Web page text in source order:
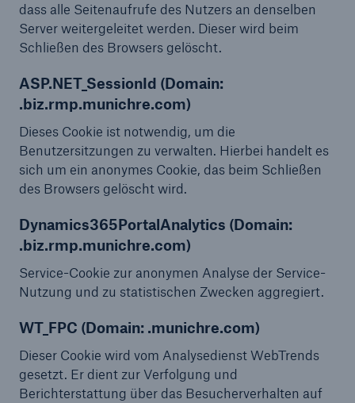
dass alle Seitenaufrufe des Nutzers an denselben
Server weitergeleitet werden. Dieser wird beim
Schließen des Browsers gelöscht.
ASP.NET_SessionId (Domain:
.biz.rmp.munichre.com)
Dieses Cookie ist notwendig, um die
Benutzersitzungen zu verwalten. Hierbei handelt es
sich um ein anonymes Cookie, das beim Schließen
des Browsers gelöscht wird.
Dynamics365PortalAnalytics (Domain:
.biz.rmp.munichre.com)
Service-Cookie zur anonymen Analyse der Service-
Nutzung und zu statistischen Zwecken aggregiert.
WT_FPC (Domain: .munichre.com)
Dieser Cookie wird vom Analysedienst WebTrends
gesetzt. Er dient zur Verfolgung und
Berichterstattung über das Besucherverhalten auf